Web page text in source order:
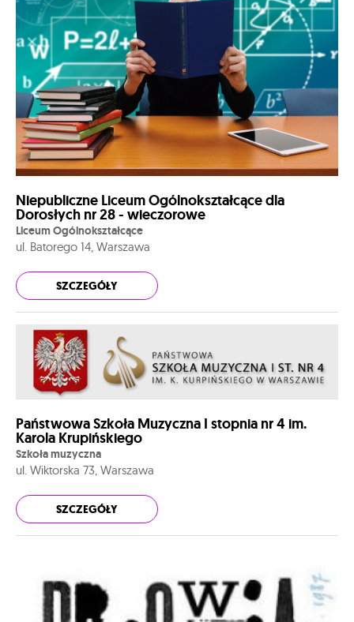
Niepubliczne Liceum Ogólnokształcące dla
Dorosłych nr 28 - wieczorowe
Liceum Ogólnokształcące
ul. Batorego 14, Warszawa
SZCZEGÓŁY
Państwowa Szkoła Muzyczna I stopnia nr 4 im.
Karola Krupińskiego
Szkoła muzyczna
ul. Wiktorska 73, Warszawa
SZCZEGÓŁY